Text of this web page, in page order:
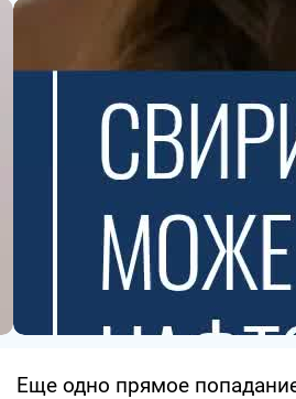
Еще одно прямое